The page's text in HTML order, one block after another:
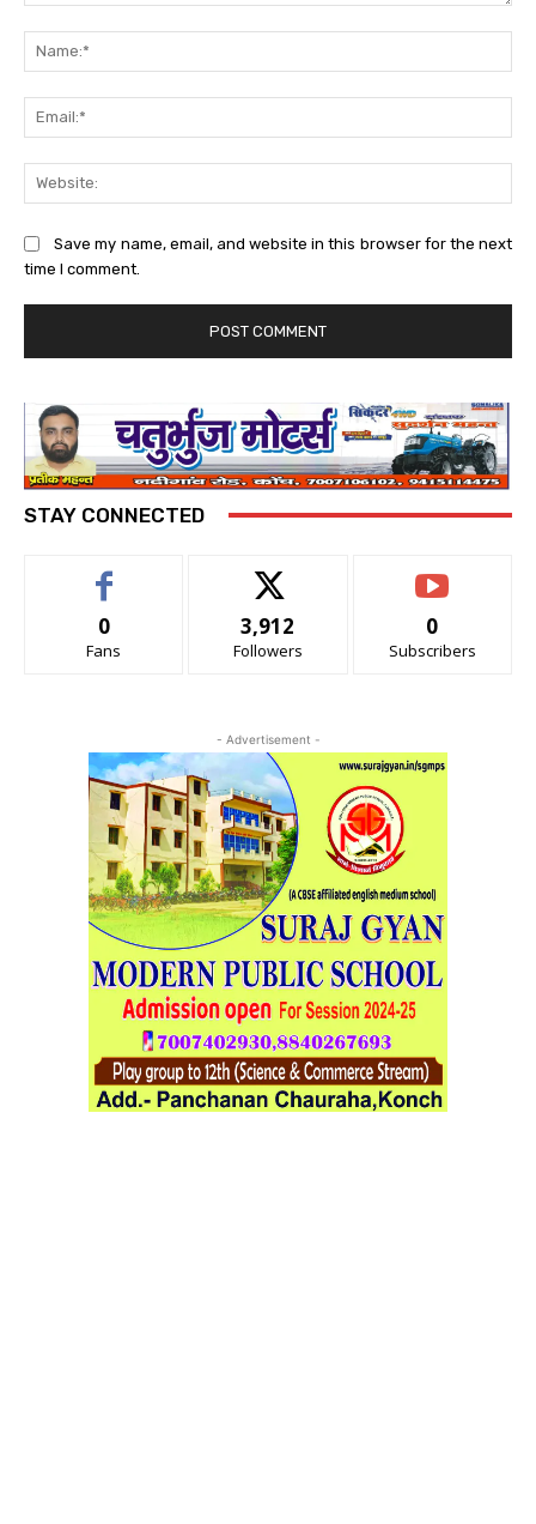
Save my name, email, and website in this browser for the next
time I comment.
STAY CONNECTED
0
Fans
3,912
Followers
0
Subscribers
- Advertisement -